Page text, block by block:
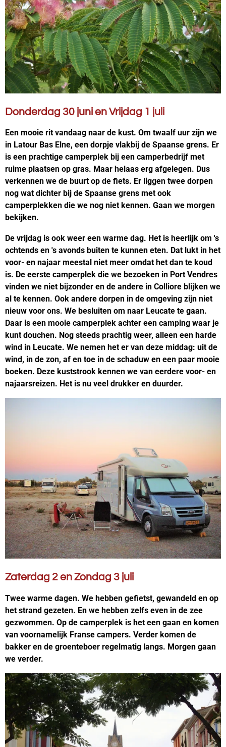
Donderdag 30 juni en Vrijdag 1 juli
Een mooie rit vandaag naar de kust. Om twaalf uur zijn we
in Latour Bas Elne, een dorpje vlakbij de Spaanse grens. Er
is een prachtige camperplek bij een camperbedrijf met
ruime plaatsen op gras. Maar helaas erg afgelegen. Dus
verkennen we de buurt op de fiets. Er liggen twee dorpen
nog wat dichter bij de Spaanse grens met ook
camperplekken die we nog niet kennen. Gaan we morgen
bekijken.
De vrijdag is ook weer een warme dag. Het is heerlijk om 's
ochtends en 's avonds buiten te kunnen eten. Dat lukt in het
voor- en najaar meestal niet meer omdat het dan te koud
is. De eerste camperplek die we bezoeken in Port Vendres
vinden we niet bijzonder en de andere in Colliore blijken we
al te kennen. Ook andere dorpen in de omgeving zijn niet
nieuw voor ons. We besluiten om naar Leucate te gaan.
Daar is een mooie camperplek achter een camping waar je
kunt douchen. Nog steeds prachtig weer, alleen een harde
wind in Leucate. We nemen het er van deze middag: uit de
wind, in de zon, af en toe in de schaduw en een paar mooie
boeken. Deze kuststrook kennen we van eerdere voor- en
najaarsreizen. Het is nu veel drukker en duurder.
Zaterdag 2 en Zondag 3 juli
Twee warme dagen. We hebben gefietst, gewandeld en op
het strand gezeten. En we hebben zelfs even in de zee
gezwommen. Op de camperplek is het een gaan en komen
van voornamelijk Franse campers. Verder komen de
bakker en de groenteboer regelmatig langs. Morgen gaan
we verder.